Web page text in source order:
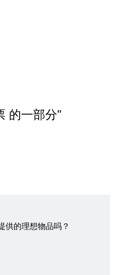
的一部分"
供的理想物品吗？